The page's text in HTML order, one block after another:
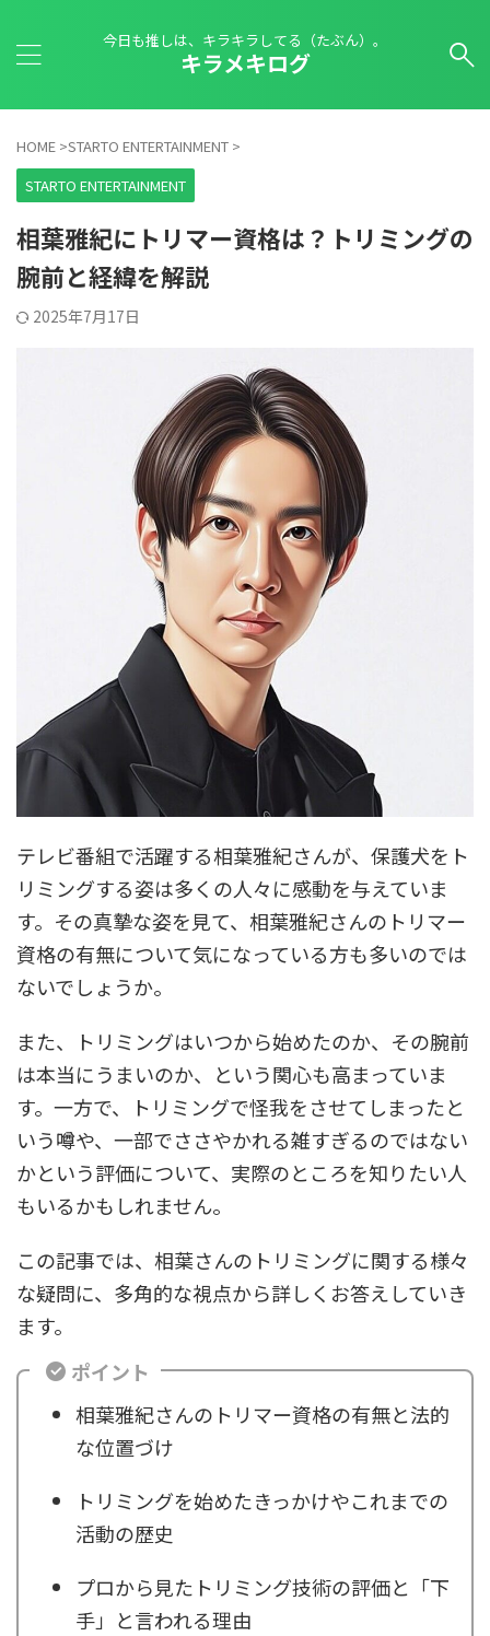
今日も推しは、キラキラしてる（たぶん）。
キラメキログ
HOME >STARTO ENTERTAINMENT >
STARTO ENTERTAINMENT
相葉雅紀にトリマー資格は？トリミングの
腕前と経緯を解説
2025年7月17日
テレビ番組で活躍する相葉雅紀さんが、保護犬をト
リミングする姿は多くの人々に感動を与えていま
す。その真摯な姿を見て、相葉雅紀さんのトリマー
資格の有無について気になっている方も多いのでは
ないでしょうか。
また、トリミングはいつから始めたのか、その腕前
は本当にうまいのか、という関心も高まっていま
す。一方で、トリミングで怪我をさせてしまったと
いう噂や、一部でささやかれる雑すぎるのではない
かという評価について、実際のところを知りたい人
もいるかもしれません。
この記事では、相葉さんのトリミングに関する様々
な疑問に、多角的な視点から詳しくお答えしていき
ます。
ポイント
相葉雅紀さんのトリマー資格の有無と法的
な位置づけ
トリミングを始めたきっかけやこれまでの
活動の歴史
プロから見たトリミング技術の評価と「下
手」と言われる理由